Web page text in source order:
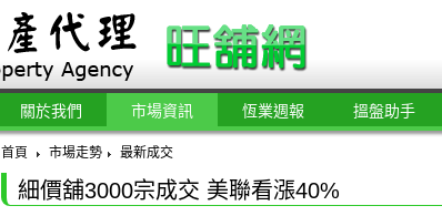
關於我們 市場資訊 恆業週報 搵盤助手
首頁 市場走勢 最新成交
細價舖3000宗成交 美聯看漲40%